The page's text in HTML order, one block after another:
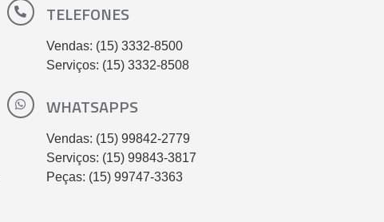
TELEFONES
Vendas: (15) 3332-8500
Serviços: (15) 3332-8508
WHATSAPPS
Vendas: (15) 99842-2779
Serviços: (15) 99843-3817
Peças: (15) 99747-3363